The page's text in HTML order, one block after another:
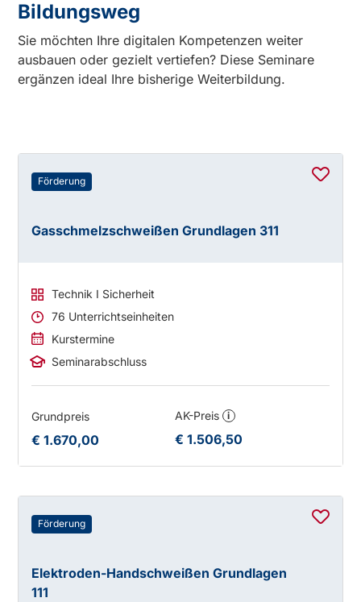
Bildungsweg
Sie möchten Ihre digitalen Kompetenzen weiter
ausbauen oder gezielt vertiefen? Diese Seminare
ergänzen ideal Ihre bisherige Weiterbildung.
Förderung
Gasschmelzschweißen Grundlagen 311
Technik I Sicherheit
76 Unterrichtseinheiten
Kurstermine
Seminarabschluss
Grundpreis
€ 1.670,00
AK-Preis i
€ 1.506,50
Förderung
Elektroden-Handschweißen Grundlagen
111